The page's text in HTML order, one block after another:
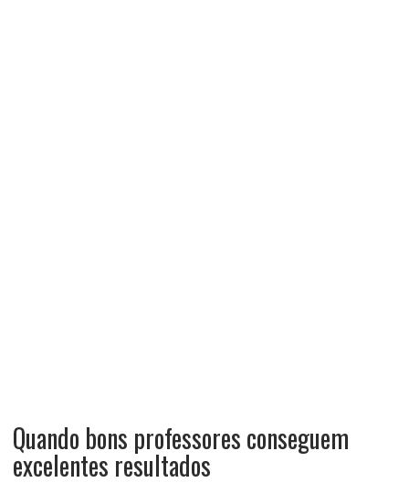
Quando bons professores conseguem
excelentes resultados